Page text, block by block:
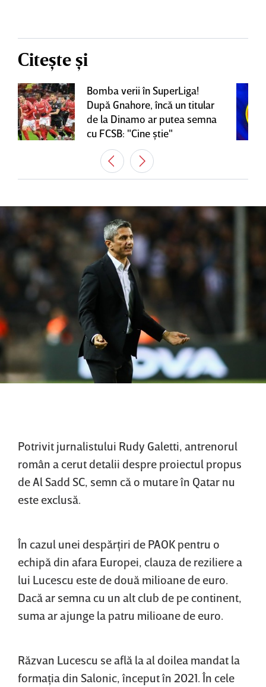
Citește și
Bomba verii în SuperLiga!
După Gnahore, încă un titular
de la Dinamo ar putea semna
cu FCSB: "Cine ştie"
Potrivit jurnalistului Rudy Galetti, antrenorul
român a cerut detalii despre proiectul propus
de Al Sadd SC, semn că o mutare în Qatar nu
este exclusă.
În cazul unei despărţiri de PAOK pentru o
echipă din afara Europei, clauza de reziliere a
lui Lucescu este de două milioane de euro.
Dacă ar semna cu un alt club de pe continent,
suma ar ajunge la patru milioane de euro.
Răzvan Lucescu se află la al doilea mandat la
formaţia din Salonic, început în 2021. În cele